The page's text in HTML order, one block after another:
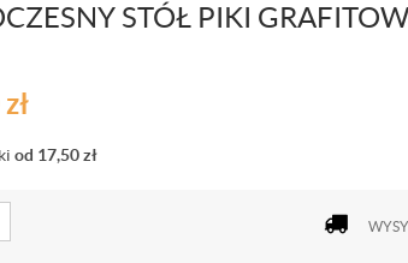
STÓŁ PIKI
zł
od 17,50zł